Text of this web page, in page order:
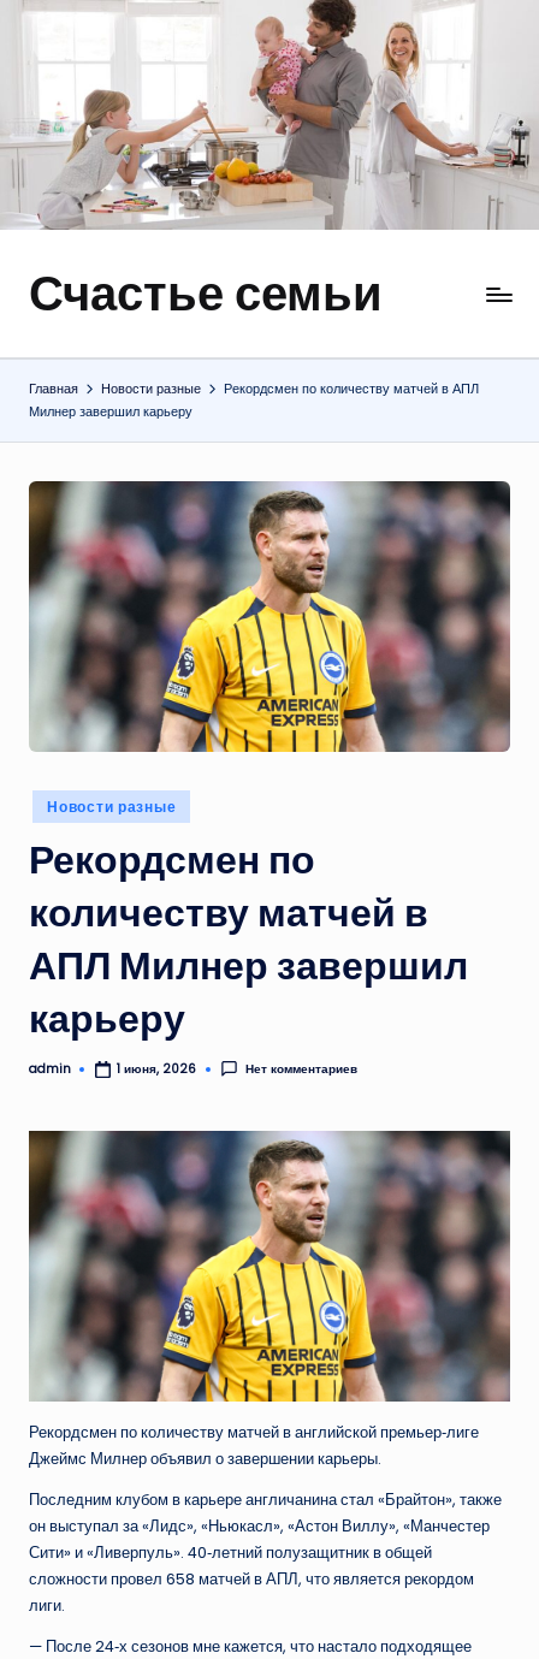
содержимому
Счастье семьи
Быт,
отношения
Главная Новости разные
Рекордсмен по количеству матчей в АПЛ
Милнер завершил карьеру
Опубликовано
в
Новости разные
Рекордсмен по
количеству матчей в
АПЛ Милнер завершил
карьеру
Запись
admin 1 июня, 2026 Нет комментариев
Рекордсмен по количеству матчей в английской премьер‑лиге
Джеймс Милнер объявил о завершении карьеры.
Последним клубом в карьере англичанина стал «Брайтон», также
он выступал за «Лидс», «Ньюкасл», «Астон Виллу», «Манчестер
Сити» и «Ливерпуль». 40‑летний полузащитник в общей
сложности провел 658 матчей в АПЛ, что является рекордом
лиги.
— После 24‑х сезонов мне кажется, что настало подходящее